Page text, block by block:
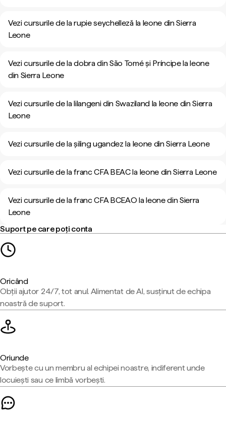
Vezi cursurile de la rupie seychelleză la leone din Sierra
Leone
Vezi cursurile de la dobra din São Tomé și Príncipe la leone
din Sierra Leone
Vezi cursurile de la lilangeni din Swaziland la leone din Sierra
Leone
Vezi cursurile de la șiling ugandez la leone din Sierra Leone
Vezi cursurile de la franc CFA BEAC la leone din Sierra Leone
Vezi cursurile de la franc CFA BCEAO la leone din Sierra
Leone
Suport pe care poți conta
Oricând
Obții ajutor 24/7, tot anul. Alimentat de AI, susținut de echipa
noastră de suport.
Oriunde
Vorbește cu un membru al echipei noastre, indiferent unde
locuiești sau ce limbă vorbești.